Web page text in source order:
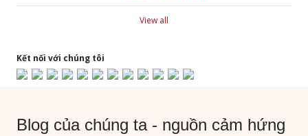
View all
Kết nối với chúng tôi
Blog của chúng ta - nguồn cảm hứng